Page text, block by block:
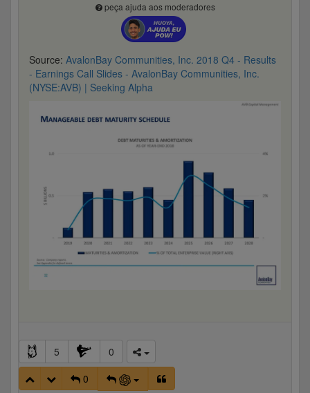
peça ajuda aos moderadores
Source: AvalonBay Communities, Inc. 2018 Q4 - Results
- Earnings Call Slides - AvalonBay Communities, Inc.
(NYSE:AVB) | Seeking Alpha
5
0
0